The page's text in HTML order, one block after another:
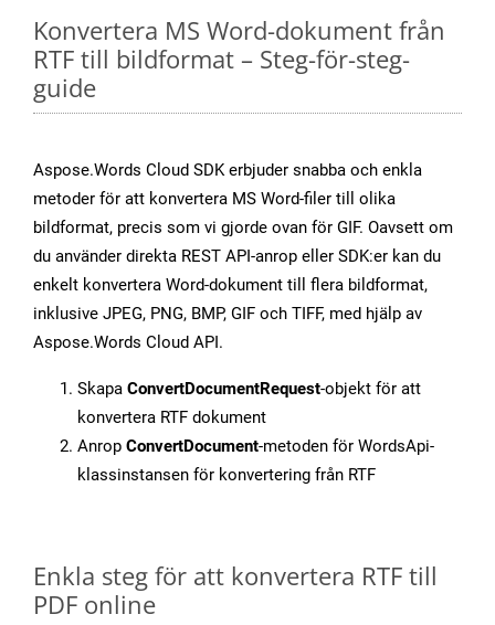
Konvertera MS Word-dokument från
RTF till bildformat – Steg-för-steg-
guide
Aspose.Words Cloud SDK erbjuder snabba och enkla
metoder för att konvertera MS Word-filer till olika
bildformat, precis som vi gjorde ovan för GIF. Oavsett om
du använder direkta REST API-anrop eller SDK:er kan du
enkelt konvertera Word-dokument till flera bildformat,
inklusive JPEG, PNG, BMP, GIF och TIFF, med hjälp av
Aspose.Words Cloud API.
Skapa ConvertDocumentRequest-objekt för att
konvertera RTF dokument
Anrop ConvertDocument-metoden för WordsApi-
klassinstansen för konvertering från RTF
Enkla steg för att konvertera RTF till
PDF online